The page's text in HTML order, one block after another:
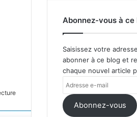
Abonnez-vous à
Saisissez votre
abonner à ce blog et
chaque nouvel article
Adresse
e-
mail Abonnez-vous